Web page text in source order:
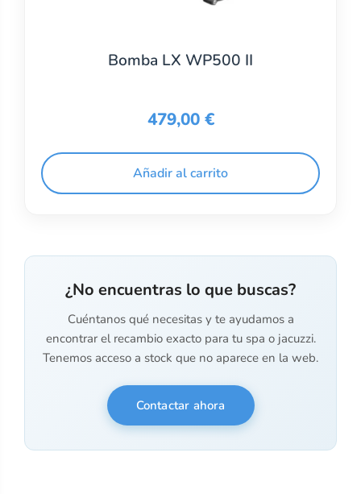
Bomba LX WP500 II
479,00 €
Añadir al carrito
¿No encuentras lo que buscas?
Cuéntanos qué necesitas y te ayudamos a
encontrar el recambio exacto para tu spa o jacuzzi.
Tenemos acceso a stock que no aparece en la web.
Contactar ahora